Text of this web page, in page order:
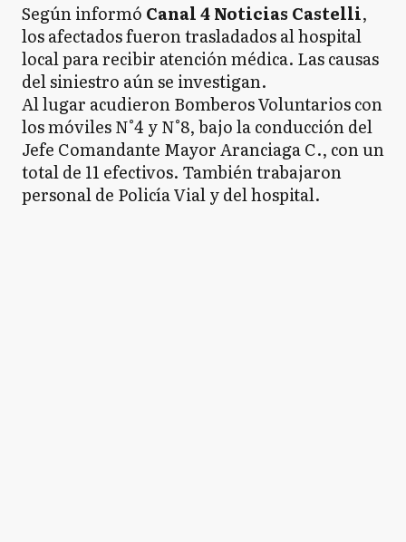
Según informó Canal 4 Noticias Castelli,
los afectados fueron trasladados al hospital
local para recibir atención médica. Las causas
del siniestro aún se investigan.
Al lugar acudieron Bomberos Voluntarios con
los móviles N°4 y N°8, bajo la conducción del
Jefe Comandante Mayor Aranciaga C., con un
total de 11 efectivos. También trabajaron
personal de Policía Vial y del hospital.